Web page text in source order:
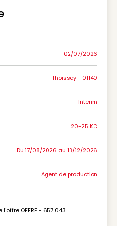
02/07/2026
Thoissey - 01140
Interim
20-25 K€
Du 17/08/2026 au 18/12/2026
Agent de production
OFFRE - 657 043